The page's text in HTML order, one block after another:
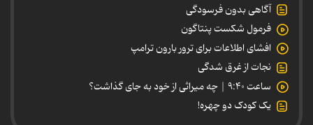
آگاهی بدون فرسودگی
فرمول شکست پنتاگون
افشای اطلاعات برای ترور بارون ترامپ
نجات از غرق شدگی
ساعت ۹:۴۰ | چه میراثی از خود به جای گذاشت؟
یک کودک دو چهره!